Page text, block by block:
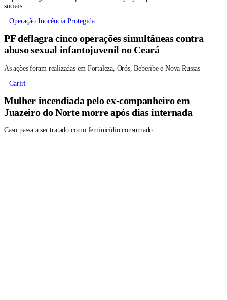
sociais
Operação Inocência Protegida
PF deflagra cinco operações simultâneas contra
abuso sexual infantojuvenil no Ceará
As ações foram realizadas em Fortaleza, Orós, Beberibe e Nova Russas
Cariri
Mulher incendiada pelo ex-companheiro em
Juazeiro do Norte morre após dias internada
Caso passa a ser tratado como feminicídio consumado